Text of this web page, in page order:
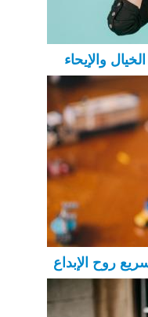
والإيحاء
روح الإبداع